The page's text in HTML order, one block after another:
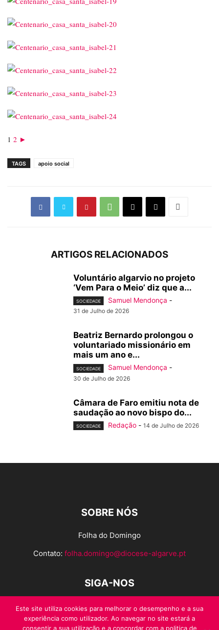
1 2 ►
TAGS apoio social
ARTIGOS RELACIONADOS
Voluntário algarvio no projeto
‘Vem Para o Meio’ diz que a...
SOCIEDADE Samuel Mendonça -
31 de Julho de 2026
Beatriz Bernardo prolongou o
voluntariado missionário em
mais um ano e...
SOCIEDADE Samuel Mendonça -
30 de Julho de 2026
Câmara de Faro emitiu nota de
saudação ao novo bispo do...
SOCIEDADE Redação - 14 de Julho de 2026
SOBRE NÓS
Folha do Domingo
Contato: folha.domingo@diocese-algarve.pt
SIGA-NOS
Este site utiliza cookies para melhorar o desempenho e a sua
experiência como utilizador. Ao navegar no site estará a
consentir a sua utilização e a concordar com a politica de